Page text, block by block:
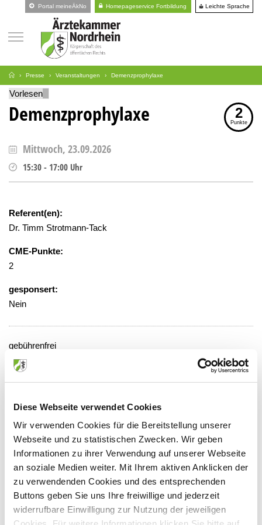
Diese Webseite verwendet Cookies
Wir verwenden Cookies für die Bereitstellung unserer
Webseite und zu statistischen Zwecken. Wir geben
Informationen zu ihrer Verwendung auf unserer Webseite
an soziale Medien weiter. Mit Ihrem aktiven Anklicken der
zu verwendenden Cookies und des entsprechenden
Buttons geben Sie uns Ihre freiwillige und jederzeit
widerrufbare Einwilligung zur Nutzung der jeweiligen
Portal meineÄkNo Homepageservice Fortbildung Leichte Sprache
Presse Veranstaltungen Demenzprophylaxe
Vorlesen
Demenzprophylaxe 2
Punkte
Mittwoch, 23.09.2026
15:30 - 17:00 Uhr
Referent(en):
Dr. Timm Strotmann-Tack
CME-Punkte:
2
gesponsert:
Nein
gebührenfrei
Veranstaltungsort:
Anbieter:
LVR-Klinik Viersen
Ansprechpartner: